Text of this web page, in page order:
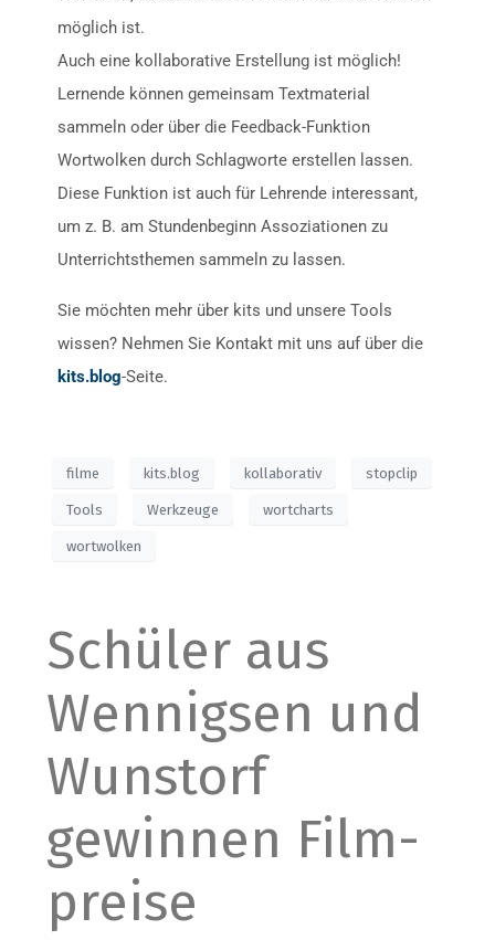
möglich ist.
Auch eine kollaborative Erstellung ist möglich!
Lernende können gemeinsam Textmaterial
sammeln oder über die Feedback-Funktion
Wortwolken durch Schlagworte erstellen lassen.
Diese Funktion ist auch für Lehrende interessant,
um z. B. am Stundenbeginn Assoziationen zu
Unterrichtsthemen sammeln zu lassen.
Sie möchten mehr über kits und unsere Tools
wissen? Nehmen Sie Kontakt mit uns auf über die
kits.blog-Seite.
filme kits.blog kollaborativ stopclip
Tools Werkzeuge wortcharts
wortwolken
Schüler aus
Wennigsen und
Wunstorf
gewinnen Film­
preise